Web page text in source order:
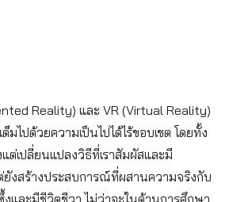
Reality) และ VR (Virtual Reality)
มไปด้วยความเป็นไปได้ไร้ขอบเขต โดยทั้ง
แต่เปลี่ยนแปลงวิธีที่เราสัมผัสและมี
งสร้างประสบการณ์ที่ผสานความจริงกับ